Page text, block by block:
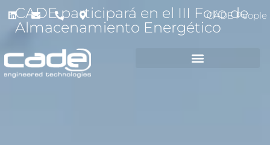
CADE People
CADE participará en el III Foro de
Almacenamiento Energético